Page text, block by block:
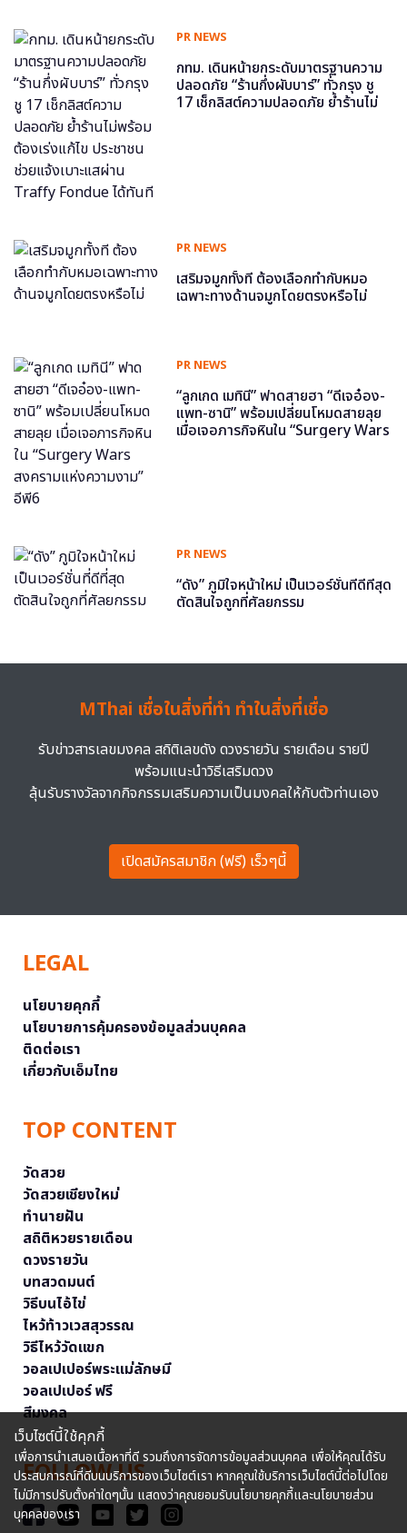
PR NEWS
กทม. เดินหน้ายกระดับมาตรฐานความ
ปลอดภัย “ร้านกึ่งผับบาร์” ทั่วกรุง ชู
17 เช็กลิสต์ความปลอดภัย ย้ำร้านไม่
PR NEWS
เสริมจมูกทั้งที ต้องเลือกทำกับหมอ
เฉพาะทางด้านจมูกโดยตรงหรือไม่
PR NEWS
“ลูกเกด เมทินี” ฟาดสายฮา “ดีเจอ๋อง-
แพท-ซานิ” พร้อมเปลี่ยนโหมดสายลุย
เมื่อเจอภารกิจหินใน “Surgery Wars
PR NEWS
“ดัง” ภูมิใจหน้าใหม่ เป็นเวอร์ชั่นที่ดีที่สุด
ตัดสินใจถูกที่ศัลยกรรม
MThai เชื่อในสิ่งที่ทำ ทำในสิ่งที่เชื่อ
รับข่าวสารเลขมงคล สถิติเลขดัง ดวงรายวัน รายเดือน รายปี
พร้อมแนะนำวิธีเสริมดวง
ลุ้นรับรางวัลจากกิจกรรมเสริมความเป็นมงคลให้กับตัวท่านเอง
เปิดสมัครสมาชิก (ฟรี) เร็วๆนี้
LEGAL
นโยบายคุกกี้
นโยบายการคุ้มครองข้อมูลส่วนบุคคล
ติดต่อเรา
เกี่ยวกับเอ็มไทย
TOP CONTENT
วัดสวย
วัดสวยเชียงใหม่
ทำนายฝัน
สถิติหวยรายเดือน
ดวงรายวัน
บทสวดมนต์
วิธีบนไอ้ไข่
ไหว้ท้าวเวสสุวรรณ
วิธีไหว้วัดแขก
วอลเปเปอร์พระแม่ลักษมี
วอลเปเปอร์ ฟรี
สีมงคล
FOLLOW US
เว็บไซต์นี้ใช้คุกกี้
เพื่อการนำเสนอเนื้อหาที่ดี รวมถึงการจัดการข้อมูลส่วนบุคคล เพื่อให้คุณได้รับ
ประสบการณ์ที่ดีบนบริการของเว็บไซต์เรา หากคุณใช้บริการเว็บไซต์นี้ต่อไปโดย
ไม่มีการปรับตั้งค่าใดๆนั้น แสดงว่าคุณยอมรับนโยบายคุกกี้และนโยบายส่วน
บุคคลของเรา